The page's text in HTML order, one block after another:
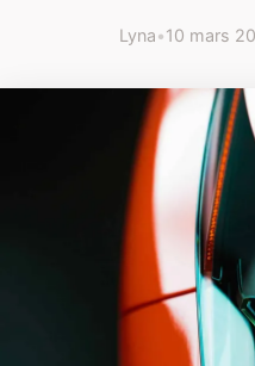
Lyna•10 mars